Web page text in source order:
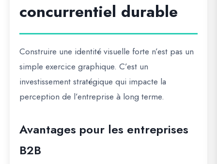
concurrentiel durable
Construire une identité visuelle forte n’est pas un
simple exercice graphique. C’est un
investissement stratégique qui impacte la
perception de l’entreprise à long terme.
Avantages pour les entreprises
B2B